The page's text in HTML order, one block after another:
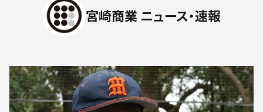
宮崎商業 ニュース・速報